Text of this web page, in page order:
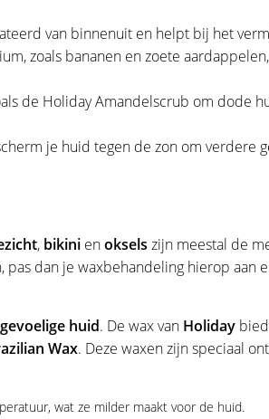
van binnenuit en helpt bij het
zoals bananen en zoete
de Holiday Amandelscrub om dode
je huid tegen de zon om verdere
, bikini enoksels zijn meestal de
dan je waxbehandeling hierop aan
gevoelige huid. De wax van Holiday
Wax. Deze waxen zijn speciaal
wat ze milder maakt voor de huid.